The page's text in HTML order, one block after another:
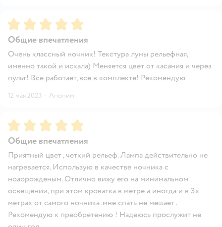
Рейтинг:5
Общие впечатления
Очень классный ночник! Текстура луны рельефная,
именно такой и искала) Меняется цвет от касания и через
пульт! Все работает, все в комплекте! Рекомендую
12 мая 2023 · Аноним
Рейтинг:5
Общие впечатления
Приятный цвет , четкий рельеф. Лампа действительно не
нагревается. Использую в качестве ночника с
ноаорожденым. Отлично вижу его на минимальном
освещении, при этом кроватка в метре а иногда и в 3х
метрах от самого ночника .мне спать не мешает .
Рекомендую к преобретению ! Надеюсь прослужит не